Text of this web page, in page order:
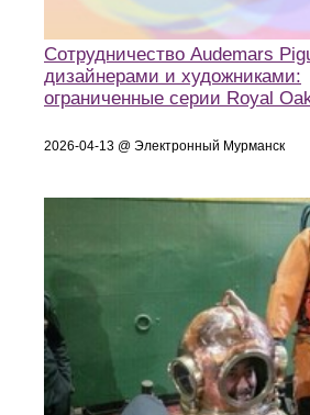
Сотрудничество Audemars
дизайнерами и художниками:
ограниченные серии Royal
2026-04-13 @ Электронный Мурманск